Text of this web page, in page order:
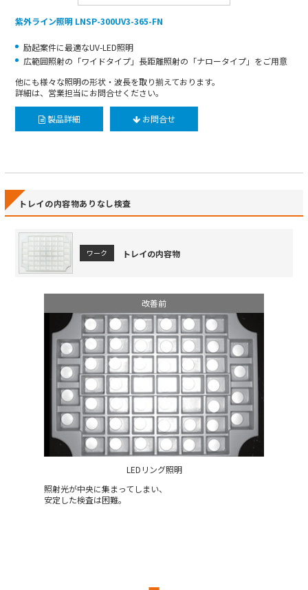
紫外ライン照明 LNSP-300UV3-365-FN
励起案件に最適なUV-LED照明
広範囲照射の「ワイドタイプ」長距離照射の「ナロータイプ」をご用意
他にも様々な照明の形状・波長を取り揃えております。
詳細は、営業担当にお問合せください。
製品詳細 お問合せ
トレイの内容物ありなし検査
ワーク トレイの内容物
改善前
LEDリング照明
照射光が中央に集まってしまい、
安定した検査は困難。